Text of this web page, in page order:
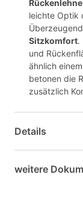
Rückenlehne
leichte Optik
Sitzkomfort.
und
ähnlich
betonen die
zusätzlich
Details
weitere